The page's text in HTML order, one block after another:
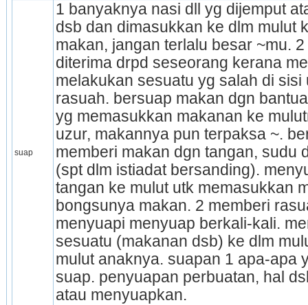
suap
1 banyaknya nasi dll yg dijemput
dsb dan dimasukkan ke dlm mulut
makan, jangan terlalu besar ~mu.
diterima drpd seseorang kerana
melakukan sesuatu yg salah di
rasuah. bersuap makan dgn
yg memasukkan makanan ke
uzur, makannya pun terpaksa ~.
memberi makan dgn tangan, sudu
(spt dlm istiadat bersanding).
tangan ke mulut utk memasukkan
bongsunya makan. 2 memberi
menyuapi me­nyuap berkali-kali.
sesuatu (makanan dsb) ke dlm
mulut anaknya. suapan 1 apa-apa
suap. penyuapan perbuatan, hal
atau menyuapkan.